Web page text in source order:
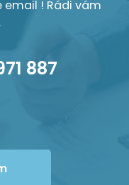
! Rádi vám
887